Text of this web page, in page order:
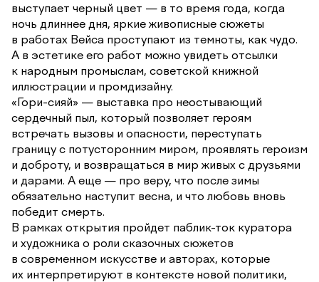
выступает черный цвет — в то время года, когда
ночь длиннее дня, яркие живописные сюжеты
в работах Вейса проступают из темноты, как чудо.
А в эстетике его работ можно увидеть отсылки
к народным промыслам, советской книжной
иллюстрации и промдизайну.
«Гори-сияй» — выставка про неостывающий
сердечный пыл, который позволяет героям
встречать вызовы и опасности, переступать
границу с потусторонним миром, проявлять героизм
и доброту, и возвращаться в мир живых с друзьями
и дарами. А еще — про веру, что после зимы
обязательно наступит весна, и что любовь вновь
победит смерть.
В рамках открытия пройдет паблик-ток куратора
и художника о роли сказочных сюжетов
в современном искусстве и авторах, которые
их интерпретируют в контексте новой политики,